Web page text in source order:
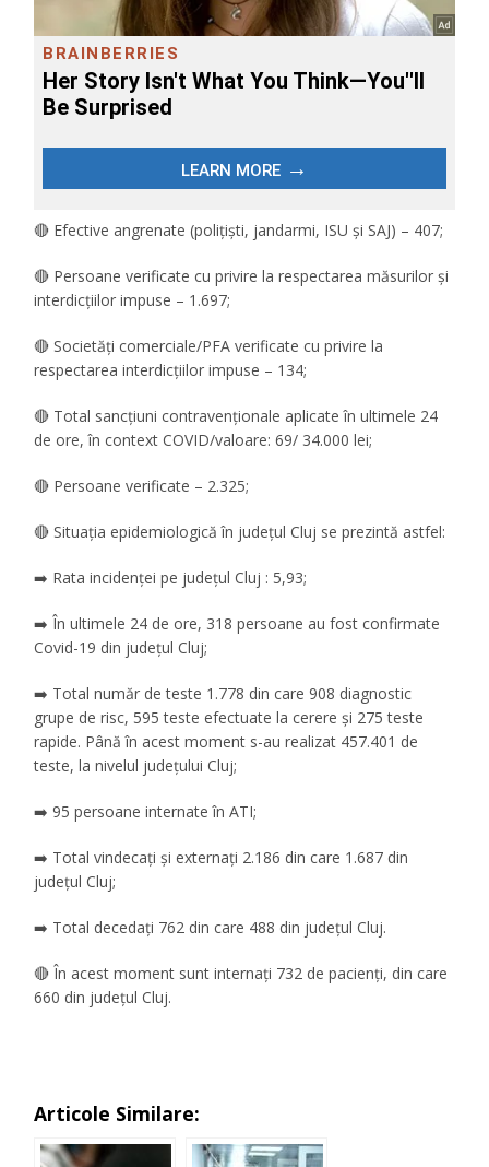
🔴 Efective angrenate (polițiști, jandarmi, ISU și SAJ) – 407;
🔴 Persoane verificate cu privire la respectarea măsurilor și
interdicțiilor impuse – 1.697;
🔴 Societăți comerciale/PFA verificate cu privire la
respectarea interdicțiilor impuse – 134;
🔴 Total sancțiuni contravenționale aplicate în ultimele 24
de ore, în context COVID/valoare: 69/ 34.000 lei;
🔴 Persoane verificate – 2.325;
🔴 Situația epidemiologică în județul Cluj se prezintă astfel:
➡️ Rata incidenței pe județul Cluj : 5,93;
➡️ În ultimele 24 de ore, 318 persoane au fost confirmate
Covid-19 din județul Cluj;
➡️ Total număr de teste 1.778 din care 908 diagnostic
grupe de risc, 595 teste efectuate la cerere și 275 teste
rapide. Până în acest moment s-au realizat 457.401 de
teste, la nivelul județului Cluj;
➡️ 95 persoane internate în ATI;
➡️ Total vindecați și externați 2.186 din care 1.687 din
județul Cluj;
➡️ Total decedați 762 din care 488 din județul Cluj.
🔴 În acest moment sunt internați 732 de pacienți, din care
660 din județul Cluj.
Articole Similare: